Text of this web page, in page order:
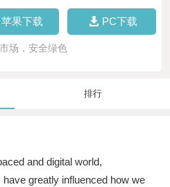
苹果下载 PC下载
场，安全绿色
排行
and digital world,
greatly influenced how we